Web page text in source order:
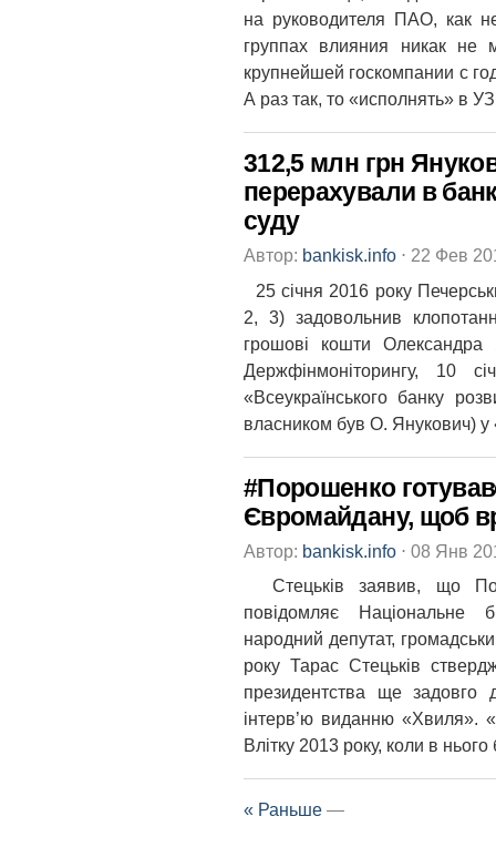
на руководителя ПАО, как
группах влияния никак не
крупнейшей госкомпании с
А раз так, то «исполнять» в
312,5 млн грн
перерахували в
суду
Автор: bankisk.info ⋅ 22 Фев
25 січня 2016 року
2, 3) задовольнив
грошові кошти Олександра
Держфінмоніторингу, 10
«Всеукраїнського банку
власником був О. Янукович)
#Порошенко
Євромайдану, щоб
Автор: bankisk.info ⋅ 08 Янв
Стецьків заявив, що
повідомляє Національне
народний депутат,
року Тарас Стецьків
президентства ще
інтерв’ю виданню «Хвиля».
Влітку 2013 року, коли в
« Раньше —